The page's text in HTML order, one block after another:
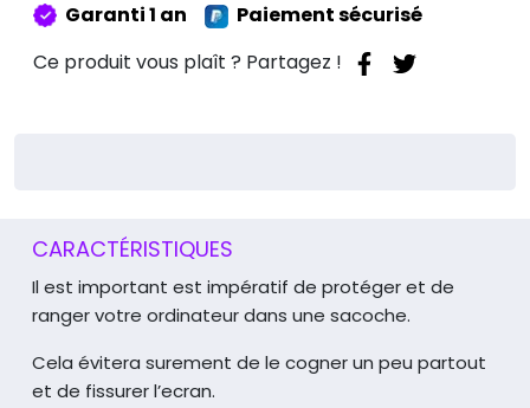
Pouces
Garanti 1 an
Paiement sécurisé
Ce produit vous plaît ? Partagez !
CARACTÉRISTIQUES
Il est important est impératif de protéger et de
ranger votre ordinateur dans une sacoche.
Cela évitera surement de le cogner un peu partout
et de fissurer l’ecran.